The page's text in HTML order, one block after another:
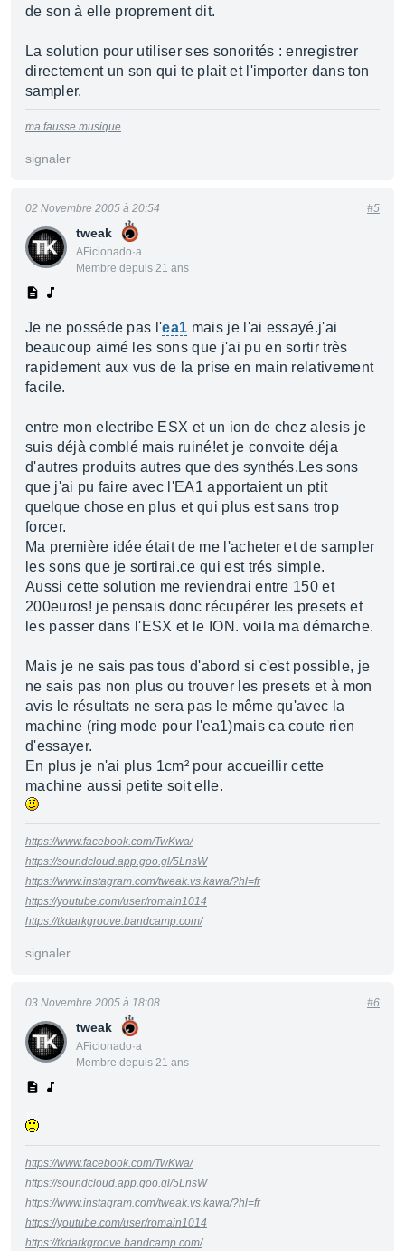
de son à elle proprement dit.
La solution pour utiliser ses sonorités : enregistrer
directement un son qui te plait et l'importer dans ton
sampler.
ma fausse musique
signaler
tweak
AFicionado·a
Membre depuis 21 ans
02 Novembre 2005 à 20:54 #5
Je ne posséde pas l'ea1 mais je l'ai essayé.j'ai
beaucoup aimé les sons que j'ai pu en sortir très
rapidement aux vus de la prise en main relativement
facile.
entre mon electribe ESX et un ion de chez alesis je
suis déjà comblé mais ruiné!et je convoite déja
d'autres produits autres que des synthés.Les sons
que j'ai pu faire avec l'EA1 apportaient un ptit
quelque chose en plus et qui plus est sans trop
forcer.
Ma première idée était de me l'acheter et de sampler
les sons que je sortirai.ce qui est trés simple.
Aussi cette solution me reviendrai entre 150 et
200euros! je pensais donc récupérer les presets et
les passer dans l'ESX et le ION. voila ma démarche.
Mais je ne sais pas tous d'abord si c'est possible, je
ne sais pas non plus ou trouver les presets et à mon
avis le résultats ne sera pas le même qu'avec la
machine (ring mode pour l'ea1)mais ca coute rien
d'essayer.
En plus je n'ai plus 1cm² pour accueillir cette
machine aussi petite soit elle.
https://www.facebook.com/TwKwa/
https://soundcloud.app.goo.gl/5LnsW
https://www.instagram.com/tweak.vs.kawa/?hl=fr
https://youtube.com/user/romain1014
https://tkdarkgroove.bandcamp.com/
signaler
tweak
AFicionado·a
Membre depuis 21 ans
03 Novembre 2005 à 18:08 #6
https://www.facebook.com/TwKwa/
https://soundcloud.app.goo.gl/5LnsW
https://www.instagram.com/tweak.vs.kawa/?hl=fr
https://youtube.com/user/romain1014
https://tkdarkgroove.bandcamp.com/